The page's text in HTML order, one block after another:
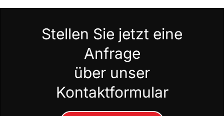
Stellen Sie jetzt eine
Anfrage
über unser
Kontaktformular